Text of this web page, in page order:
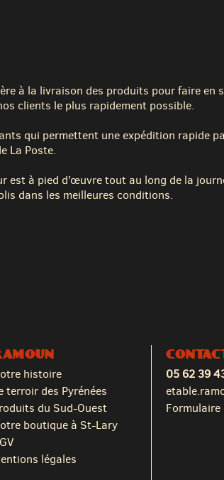
à la livraison des produits pour faire en
clients le plus rapidement possible.
qui permettent une expédition rapide
La Poste.
est à pied d’œuvre tout au long de la
dans les meilleures conditions.
histoire
terroir des Pyrénées
du Sud-Ouest
boutique à St-Lary
légales
05 62 39